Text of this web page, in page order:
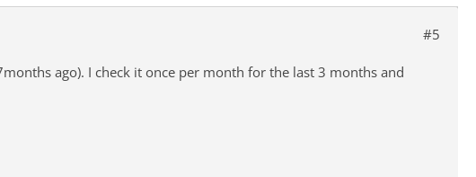
#5
ago). I check it once per month for the last 3 months and